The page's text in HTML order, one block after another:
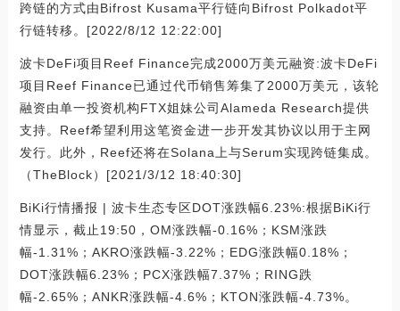
跨链的方式由Bifrost Kusama平行链向Bifrost Polkadot平
行链转移。[2022/8/12 12:22:00]
波卡DeFi项目Reef Finance完成2000万美元融资:波卡DeFi
项目Reef Finance已通过代币销售筹集了2000万美元，该轮
融资由单一投资机构FTX姐妹公司Alameda Research提供
支持。Reef希望利用这笔资金进一步开发其协议以用于主网
发行。此外，Reef还将在Solana上与Serum实现跨链集成。
（TheBlock）[2021/3/12 18:40:30]
BiKi行情播报 | 波卡生态专区DOT涨跌幅6.23%:根据BiKi行
情显示，截止19:50，OM涨跌幅-0.16%；KSM涨跌
幅-1.31%；AKRO涨跌幅-3.22%；EDG涨跌幅0.18%；
DOT涨跌幅6.23%；PCX涨跌幅7.37%；RING跌
幅-2.65%；ANKR涨跌幅-4.6%；KTON涨跌幅-4.73%。